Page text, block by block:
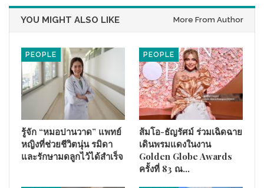
การลงพื้นที่ในครั้งนี้ได้พบปะหารือกับ คุณเนย ทิพย์คนึง กุลลาวัณย์
ผู้ก่อตั้ง Yakthai Poshtel and Yakthai studio คุณอุ๊ย เกียรติวัฒน์
ศรีจันทร์วันเพ็ญ ประธานกลุ่ม Made in Song Wat และผู้ก่อตั้ง
PLAY Art House นอกจากนี้ได้หารือกับผู้ประกอบการร้านอาหาร
ย่านบรรทัดทอง ผู้อำนวยการเขตปทุมวัน สมาชิกสภา
YOU MIGHT ALSO LIKE More From Author
PEOPLE
รู้จัก “หมอปานวาด” แพทย์
หญิงที่ช่วยชีวิตนุ่น รมิดา
และรักษามดลูกไว้ได้สำเร็จ
PEOPLE
ส้มโอ-ธัญรัศม์ ร่วมเฉิดฉาย
เดินพรมแดงในงาน
Golden Globe Awards
ครั้งที่ 83 ณ…